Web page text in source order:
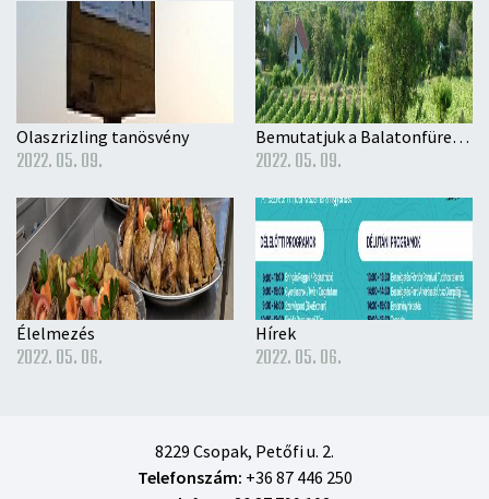
Olaszrizling tanösvény
2022. 05. 09.
Bemutatjuk a Balatonfüred-Csopaki Borvidéket
2022. 05. 09.
Élelmezés
2022. 05. 06.
Hírek
2022. 05. 06.
8229 Csopak, Petőfi u. 2.
Telefonszám: +36 87 446 250